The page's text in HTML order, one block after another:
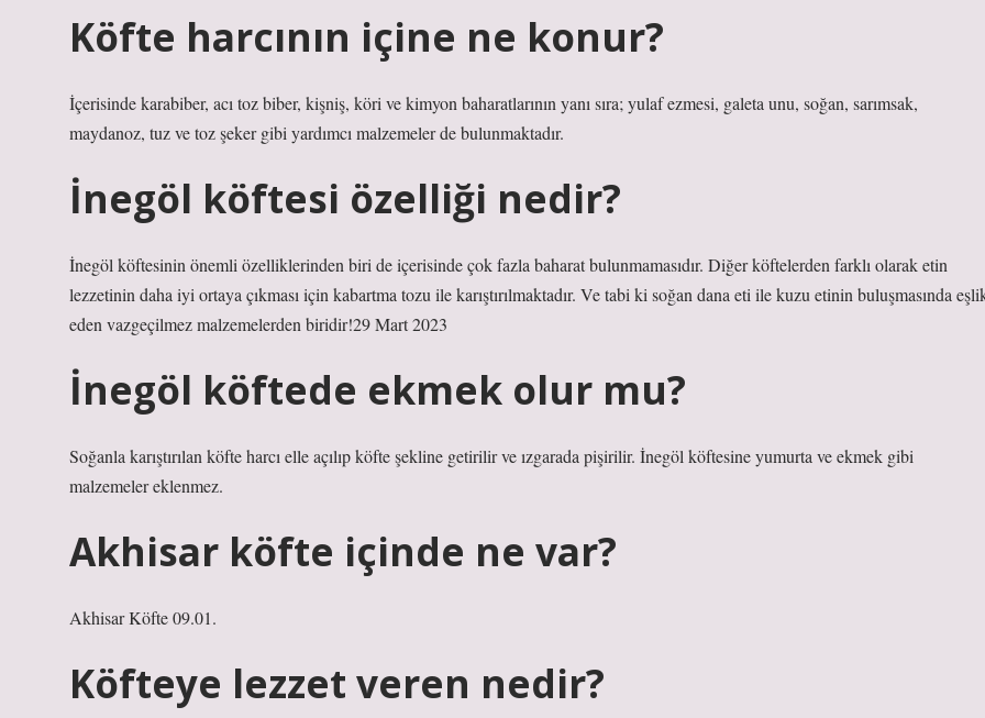
Köfte harcının içine ne konur?
İçerisinde karabiber, acı toz biber, kişniş, köri ve kimyon baharatlarının yanı sıra; yulaf ezmesi, galeta unu, soğan, sarımsak,
maydanoz, tuz ve toz şeker gibi yardımcı malzemeler de bulunmaktadır.
İnegöl köftesi özelliği nedir?
İnegöl köftesinin önemli özelliklerinden biri de içerisinde çok fazla baharat bulunmamasıdır. Diğer köftelerden farklı olarak etin
lezzetinin daha iyi ortaya çıkması için kabartma tozu ile karıştırılmaktadır. Ve tabi ki soğan dana eti ile kuzu etinin buluşmasında
eden vazgeçilmez malzemelerden biridir!29 Mart 2023
İnegöl köftede ekmek olur mu?
Soğanla karıştırılan köfte harcı elle açılıp köfte şekline getirilir ve ızgarada pişirilir. İnegöl köftesine yumurta ve ekmek gibi
malzemeler eklenmez.
Akhisar köfte içinde ne var?
Akhisar Köfte 09.01.
Köfteye lezzet veren nedir?